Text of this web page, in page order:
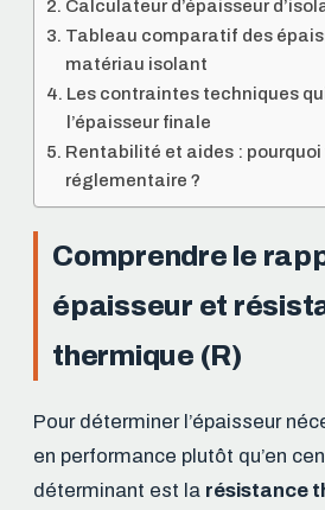
Calculateur d’épaisseur
Tableau comparatif des
matériau isolant
Les contraintes techniques
l’épaisseur finale
Rentabilité et aides : pourquoi
réglementaire ?
Comprendre le
épaisseur et
thermique (R)
Pour déterminer l’épaisseur
en performance plutôt qu’en
déterminant est la résistance